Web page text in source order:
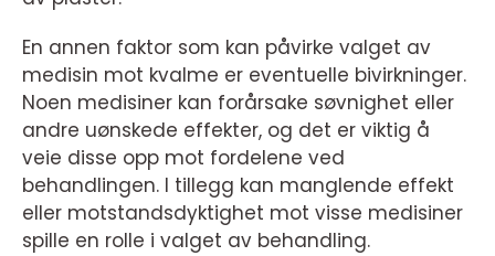
En annen faktor som kan påvirke valget av
medisin mot kvalme er eventuelle bivirkninger.
Noen medisiner kan forårsake søvnighet eller
andre uønskede effekter, og det er viktig å
veie disse opp mot fordelene ved
behandlingen. I tillegg kan manglende effekt
eller motstandsdyktighet mot visse medisiner
spille en rolle i valget av behandling.